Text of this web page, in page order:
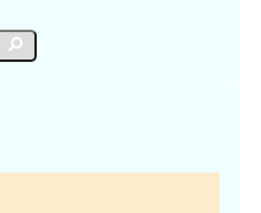
Zoek